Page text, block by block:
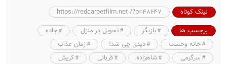
لینک کوتاه
https://redcarpetfilm.net /?p=48647
برچسب ها
بازیگر تحویل در منزل
جاده
خانه وحشت
دیدی چی شد!
زمان عذاب
سرگرمی
شاهزاده قربانی
کریش